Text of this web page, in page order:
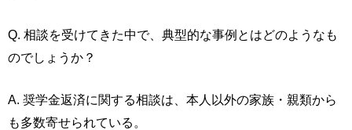
Q. 相談を受けてきた中で、典型的な事例とはどのようなも
のでしょうか？
A. 奨学金返済に関する相談は、本人以外の家族・親類から
も多数寄せられている。